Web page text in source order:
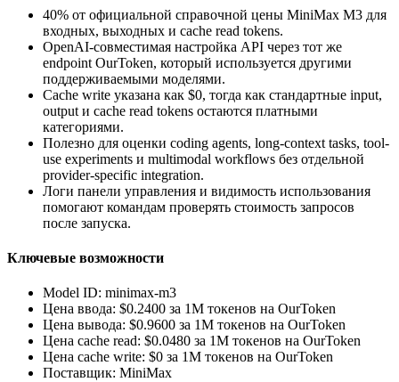
40% от официальной справочной цены MiniMax M3 для
входных, выходных и cache read tokens.
OpenAI-совместимая настройка API через тот же
endpoint OurToken, который используется другими
поддерживаемыми моделями.
Cache write указана как $0, тогда как стандартные input,
output и cache read tokens остаются платными
категориями.
Полезно для оценки coding agents, long-context tasks, tool-
use experiments и multimodal workflows без отдельной
provider-specific integration.
Логи панели управления и видимость использования
помогают командам проверять стоимость запросов
после запуска.
Ключевые возможности
Model ID: minimax-m3
Цена ввода: $0.2400 за 1M токенов на OurToken
Цена вывода: $0.9600 за 1M токенов на OurToken
Цена cache read: $0.0480 за 1M токенов на OurToken
Цена cache write: $0 за 1M токенов на OurToken
Поставщик: MiniMax